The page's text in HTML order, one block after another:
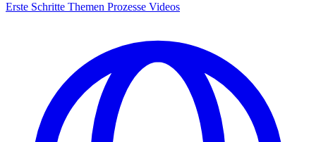
Erste Schritte Themen Prozesse Videos